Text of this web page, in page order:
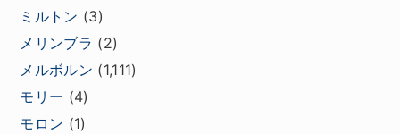
ミルトン (3)
メリンブラ (2)
メルボルン (1,111)
モリー (4)
モロン (1)